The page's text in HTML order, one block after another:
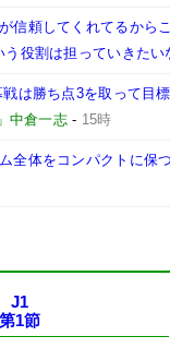
信頼してくれてるから
役割は担っていきた
は勝ち点3を取って目
中倉一志- 15時
全体をコンパクトに保
J1
第1節